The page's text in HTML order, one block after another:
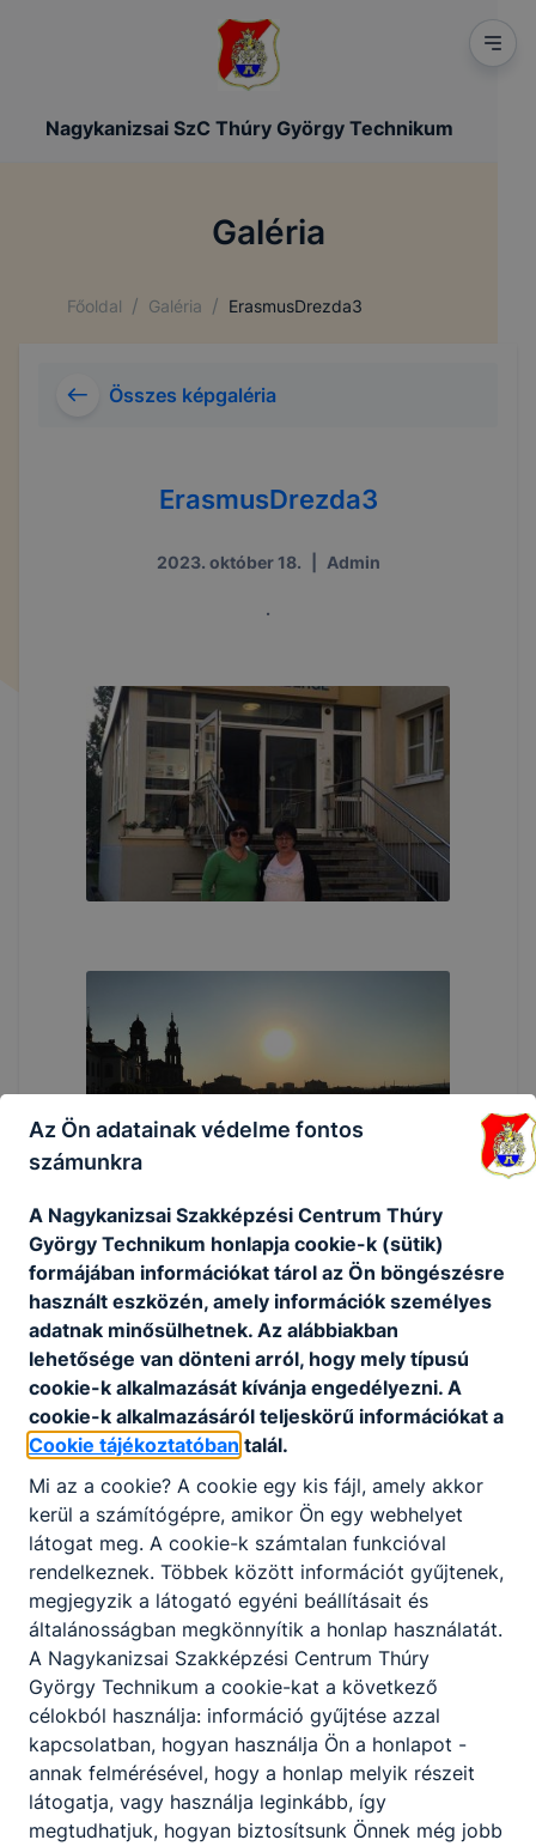
Nagykanizsai SzC Thúry György Technikum
Galéria
Főoldal / Galéria / ErasmusDrezda3
Összes képgaléria
ErasmusDrezda3
2023. október 18. Admin
.
Az Ön adatainak védelme fontos
számunkra
A Nagykanizsai Szakképzési Centrum Thúry
György Technikum honlapja cookie-k (sütik)
formájában információkat tárol az Ön böngészésre
használt eszközén, amely információk személyes
adatnak minősülhetnek. Az alábbiakban
lehetősége van dönteni arról, hogy mely típusú
cookie-k alkalmazását kívánja engedélyezni. A
cookie-k alkalmazásáról teljeskörű információkat a
Cookie tájékoztatóban talál.
Mi az a cookie? A cookie egy kis fájl, amely akkor
kerül a számítógépre, amikor Ön egy webhelyet
látogat meg. A cookie-k számtalan funkcióval
rendelkeznek. Többek között információt gyűjtenek,
megjegyzik a látogató egyéni beállításait és
általánosságban megkönnyítik a honlap használatát.
A Nagykanizsai Szakképzési Centrum Thúry
György Technikum a cookie-kat a következő
célokból használja: információ gyűjtése azzal
kapcsolatban, hogyan használja Ön a honlapot -
annak felmérésével, hogy a honlap melyik részeit
látogatja, vagy használja leginkább, így
megtudhatjuk, hogyan biztosítsunk Önnek még jobb